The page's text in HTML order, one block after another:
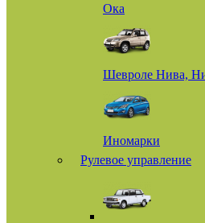
Ока
Шевроле Нива,
Иномарки
Рулевое управление